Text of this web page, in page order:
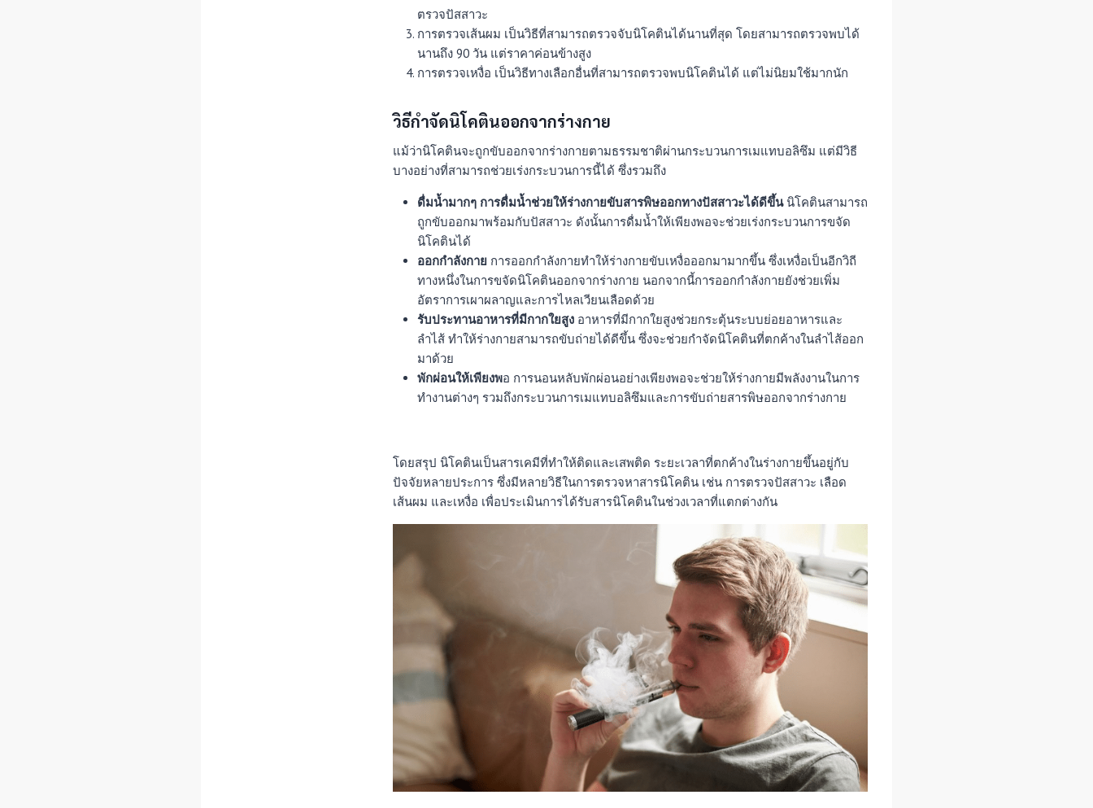
ตรวจปัสสาวะ
การตรวจเส้นผม เป็นวิธีที่สามารถตรวจจับนิโคตินได้นานที่สุด โดยสามารถตรวจพบได้
นานถึง 90 วัน แต่ราคาค่อนข้างสูง
การตรวจเหงื่อ เป็นวิธีทางเลือกอื่นที่สามารถตรวจพบนิโคตินได้ แต่ไม่นิยมใช้มากนัก
วิธีกำจัดนิโคตินออกจากร่างกาย
แม้ว่านิโคตินจะถูกขับออกจากร่างกายตามธรรมชาติผ่านกระบวนการเมแทบอลิซึม แต่มีวิธี
บางอย่างที่สามารถช่วยเร่งกระบวนการนี้ได้ ซึ่งรวมถึง
ดื่มน้ำมากๆ การดื่มน้ำช่วยให้ร่างกายขับสารพิษออกทางปัสสาวะได้ดีขึ้นนิโคตินสามารถ
ถูกขับออกมาพร้อมกับปัสสาวะ ดังนั้นการดื่มน้ำให้เพียงพอจะช่วยเร่งกระบวนการขจัด
นิโคตินได้
ออกกำลังกาย การออกกำลังกายทำให้ร่างกายขับเหงื่อออกมามากขึ้น ซึ่งเหงื่อเป็นอีกวิถี
ทางหนึ่งในการขจัดนิโคตินออกจากร่างกาย นอกจากนี้การออกกำลังกายยังช่วยเพิ่ม
อัตราการเผาผลาญและการไหลเวียนเลือดด้วย
รับประทานอาหารที่มีกากใยสูง อาหารที่มีกากใยสูงช่วยกระตุ้นระบบย่อยอาหารและ
ลำไส้ ทำให้ร่างกายสามารถขับถ่ายได้ดีขึ้น ซึ่งจะช่วยกำจัดนิโคตินที่ตกค้างในลำไส้ออก
มาด้วย
พักผ่อนให้เพียงพอ การนอนหลับพักผ่อนอย่างเพียงพอจะช่วยให้ร่างกายมีพลังงานในการ
ทำงานต่างๆ รวมถึงกระบวนการเมแทบอลิซึมและการขับถ่ายสารพิษออกจากร่างกาย
โดยสรุป นิโคตินเป็นสารเคมีที่ทำให้ติดและเสพติด ระยะเวลาที่ตกค้างในร่างกายขึ้นอยู่กับ
ปัจจัยหลายประการ ซึ่งมีหลายวิธีในการตรวจหาสารนิโคติน เช่น การตรวจปัสสาวะ เลือด
เส้นผม และเหงื่อ เพื่อประเมินการได้รับสารนิโคตินในช่วงเวลาที่แตกต่างกัน